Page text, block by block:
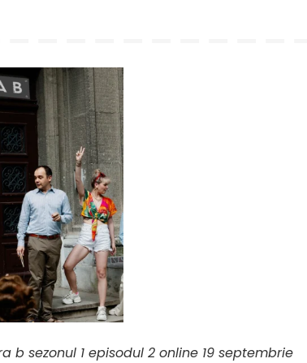
b sezonul 1 episodul 2 online 19 septembrie